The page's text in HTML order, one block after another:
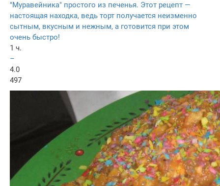
"Муравейника" простого из печенья. Этот рецепт —
настоящая находка, ведь торт получается неизменно
сытным, вкусным и нежным, а готовится при этом
очень быстро!
1 ч.
–
4.0
497